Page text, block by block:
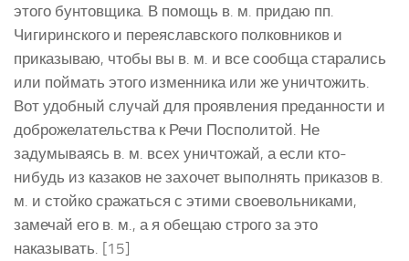
этого бунтовщика. В помощь в. м. придаю пп.
Чигиринского и переяславского полковников и
приказываю, чтобы вы в. м. и все сообща старались
или поймать этого изменника или же уничтожить.
Вот удобный случай для проявления преданности и
доброжелательства к Речи Посполитой. Не
задумываясь в. м. всех уничтожай, а если кто-
нибудь из казаков не захочет выполнять приказов в.
м. и стойко сражаться с этими своевольниками,
замечай его в. м., а я обещаю строго за это
наказывать. [15]